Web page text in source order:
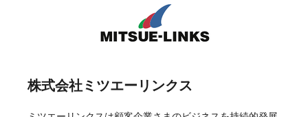
株式会社ミツエーリンクス